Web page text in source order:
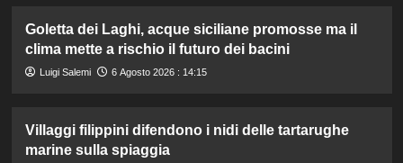
Goletta dei Laghi, acque siciliane promosse ma il
clima mette a rischio il futuro dei bacini
Luigi Salemi 6 Agosto 2026 : 14:15
Villaggi filippini difendono i nidi delle tartarughe
marine sulla spiaggia